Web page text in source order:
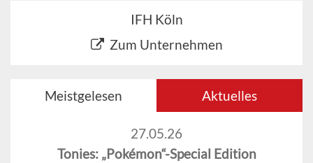
IFH Köln
Zum Unternehmen
Meistgelesen Aktuelles
27.05.26
Tonies: „Pokémon“-Special Edition